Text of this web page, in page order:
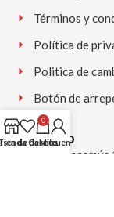
Términos y
Política de
Politica de
Botón de
Contacto
Av.
de deseos
0
Carrito
Mi cuenta